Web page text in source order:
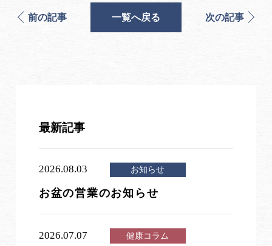
前の記事 一覧へ戻る 次の記事
最新記事
2026.08.03 お知らせ
お盆の営業のお知らせ
2026.07.07 健康コラム